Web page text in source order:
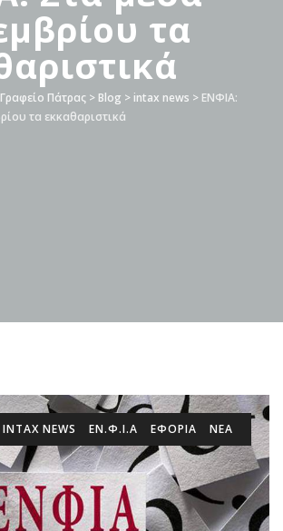
τα
Πάτρας > Blog > intax news > ΕΝΦΙΑ:
τα εκκαθαριστικά
INTAX NEWS ΕΝ.Φ.Ι.Α ΕΦΟΡΙΑ ΝΕΑ